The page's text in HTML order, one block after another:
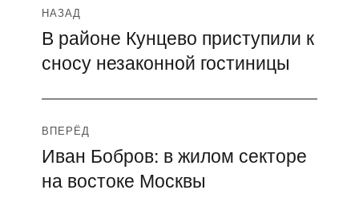
Навигация
по
записям
НАЗАД
Предыдущая
запись:
В районе Кунцево приступили к
сносу незаконной гостиницы
ВПЕРЁД
Следующая
запись:
Иван Бобров: в жилом секторе
на востоке Москвы